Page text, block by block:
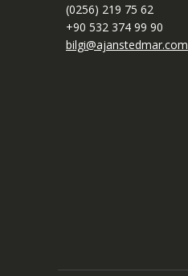
(0256) 219 75 62
+90 532 374 99 90
bilgi@ajanstedmar.com